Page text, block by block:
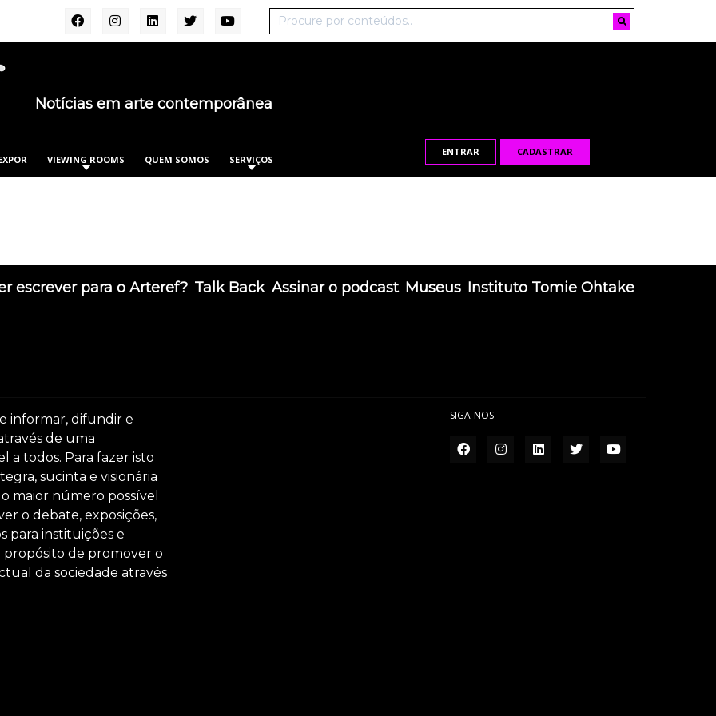
Notícias em arte contemporânea
VIEWING ROOMS QUEM SOMOS SERVIÇOS
ENTRAR CADASTRAR
escrever para o Arteref? Talk Back Assinar o podcast Museus Instituto Tomie Ohtake
informar, difundir e
de uma
a todos. Para fazer isto
sucinta e visionária
maior número possível
o debate, exposições,
para instituições e
propósito de promover o
da sociedade através
SIGA-NOS